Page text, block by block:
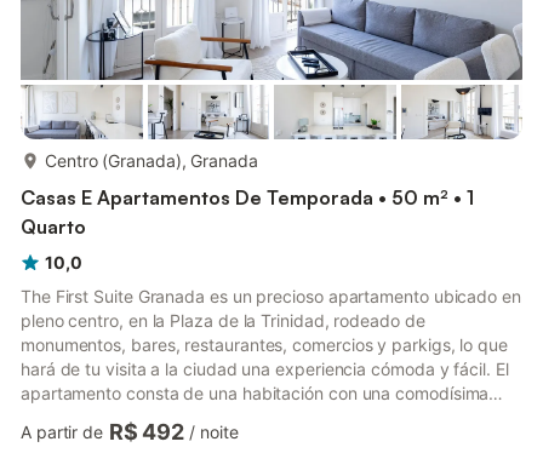
Centro (Granada), Granada
Casas E Apartamentos De Temporada • 50 m² • 1
Quarto
10,0
The First Suite Granada es un precioso apartamento ubicado en
pleno centro, en la Plaza de la Trinidad, rodeado de
monumentos, bares, restaurantes, comercios y parkigs, lo que
hará de tu visita a la ciudad una experiencia cómoda y fácil. El
apartamento consta de una habitación con una comodísima
cama doble, un luminoso y espacioso salón de techos altos con
cocina americana y un baño completo. El apartamento se
A partir de R$ 492 / noite